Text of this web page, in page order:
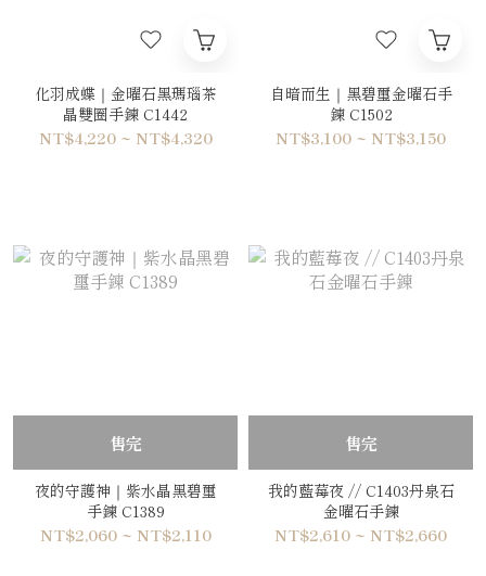
化羽成蝶｜金曜石黑瑪瑙茶
晶雙圈手鍊 C1442
NT$4,220 ~ NT$4,320
自暗而生｜黑碧璽金曜石手
鍊 C1502
NT$3,100 ~ NT$3,150
售完
夜的守護神｜紫水晶黑碧璽
手鍊 C1389
NT$2,060 ~ NT$2,110
售完
我的藍莓夜 // C1403丹泉石
金曜石手鍊
NT$2,610 ~ NT$2,660